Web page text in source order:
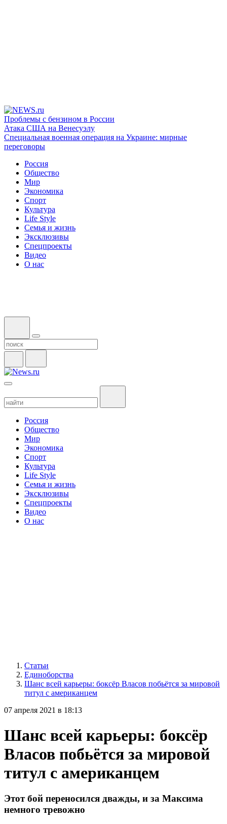
Проблемы с бензином в России
Атака США на Венесуэлу
Специальная военная операция на Украине: мирные
переговоры
Россия
Общество
Мир
Экономика
Спорт
Культура
Life Style
Семья и жизнь
Эксклюзивы
Спецпроекты
Видео
О нас
Россия
Общество
Мир
Экономика
Спорт
Культура
Life Style
Семья и жизнь
Эксклюзивы
Спецпроекты
Видео
О нас
Статьи
Единоборства
Шанс всей карьеры: боксёр Власов побьётся за мировой
титул с американцем
07 апреля 2021 в 18:13
Шанс всей карьеры: боксёр
Власов побьётся за мировой
титул с американцем
Этот бой переносился дважды, и за Максима
немного тревожно